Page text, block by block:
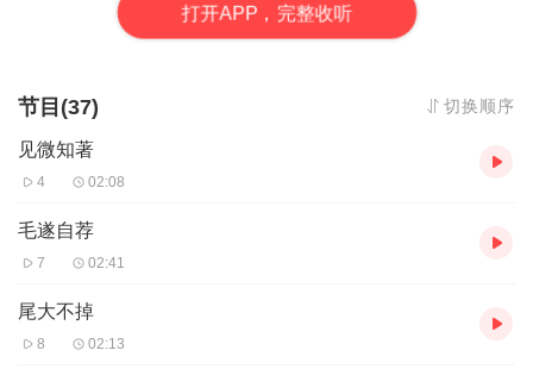
打开APP，完整收听
节目(37) 切换顺序
见微知著
4 02:08
毛遂自荐
7 02:41
尾大不掉
8 02:13